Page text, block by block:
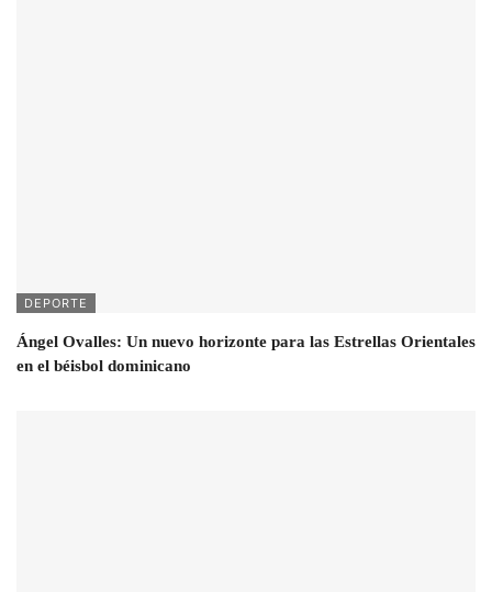
DEPORTE
Ángel Ovalles: Un nuevo horizonte para las Estrellas Orientales
en el béisbol dominicano